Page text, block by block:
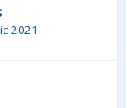
2021